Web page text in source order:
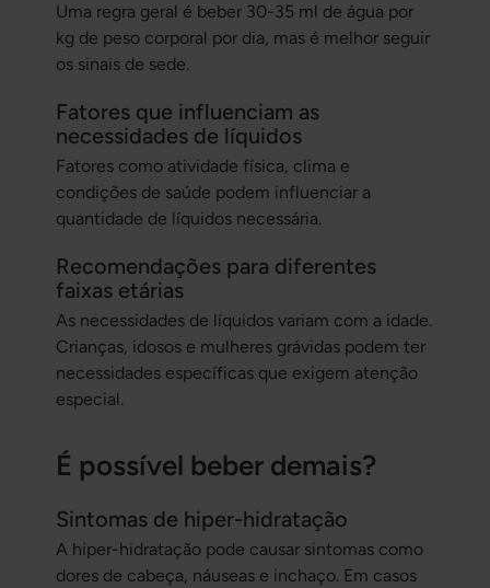
Uma regra geral é beber 30-35 ml de água por
kg de peso corporal por dia, mas é melhor seguir
os sinais de sede.
Fatores que influenciam as
necessidades de líquidos
Fatores como atividade física, clima e
condições de saúde podem influenciar a
quantidade de líquidos necessária.
Recomendações para diferentes
faixas etárias
As necessidades de líquidos variam com a idade.
Crianças, idosos e mulheres grávidas podem ter
necessidades específicas que exigem atenção
especial.
É possível beber demais?
Sintomas de hiper-hidratação
A hiper-hidratação pode causar sintomas como
dores de cabeça, náuseas e inchaço. Em casos